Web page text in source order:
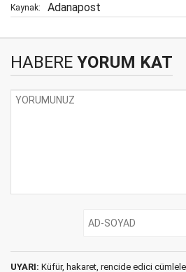
Kaynak: Adanapost
HABERE YORUM KAT
UYARI: Küfür, hakaret, rencide edici